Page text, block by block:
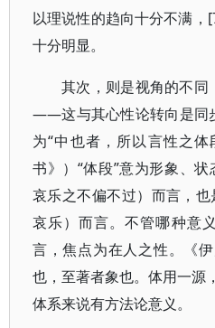
以理说性的趋向十分不满
十分明显。
其次，则是视角的不同
——这与其心性论转向是同
为“中也者，所以言性之
书》）“体段”意为形象、
哀乐之不偏不过）而言，也
哀乐）而言。不管哪种意
言，焦点为在人之性。《
也，至著者象也。体用一源
体系来说有方法论意义。